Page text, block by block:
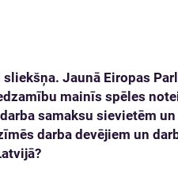
Jaunā Eiropas
mainīs spēles
samaksu sievietēm
darba devējiem un